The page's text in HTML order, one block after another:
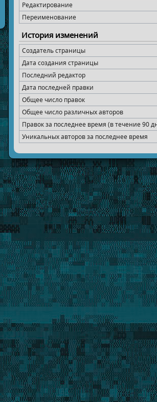
Редактирование
Переименование
История изменений
Создатель страницы
Дата создания страницы
Последний редактор
Дата последней правки
Общее число правок
Общее число различных авторов
Правок за последнее время (в течение 90
Уникальных авторов за последнее время